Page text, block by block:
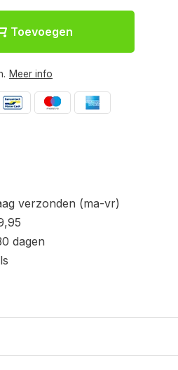
Toevoegen
Meer info
verzonden (ma-vr)
dagen